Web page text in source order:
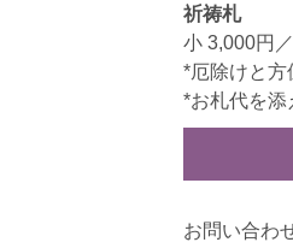
祈祷札
小 3,000円
*厄除けと方
*お札代を添
お問い合わ